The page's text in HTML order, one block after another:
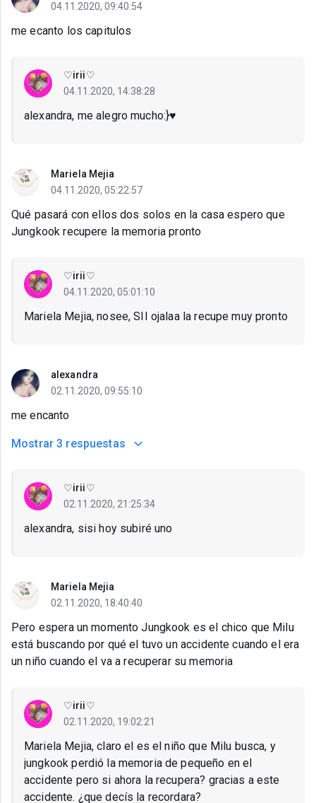
04.11.2020, 09:40:54
me ecanto los capitulos
♡irii♡
04.11.2020, 14:38:28
alexandra, me alegro mucho:}♥️
Mariela Mejia
04.11.2020, 05:22:57
Qué pasará con ellos dos solos en la casa espero que
Jungkook recupere la memoria pronto
♡irii♡
04.11.2020, 05:01:10
Mariela Mejia, nosee, SII ojalaa la recupe muy pronto
alexandra
02.11.2020, 09:55:10
me encanto
Mostrar 3 respuestas
♡irii♡
02.11.2020, 21:25:34
alexandra, sisi hoy subiré uno
Mariela Mejia
02.11.2020, 18:40:40
Pero espera un momento Jungkook es el chico que Milu
está buscando por qué el tuvo un accidente cuando el era
un niño cuando el va a recuperar su memoria
♡irii♡
02.11.2020, 19:02:21
Mariela Mejia, claro el es el niño que Milu busca, y
jungkook perdió la memoria de pequeño en el
accidente pero si ahora la recupera? gracias a este
accidente. ¿que decís la recordara?